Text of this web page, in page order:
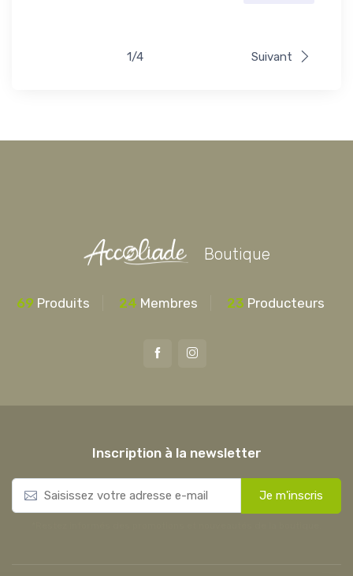
1/4 Suivant
Boutique
69 Produits 24 Membres 23 Producteurs
Inscription à la newsletter
E
a
Je m'inscris